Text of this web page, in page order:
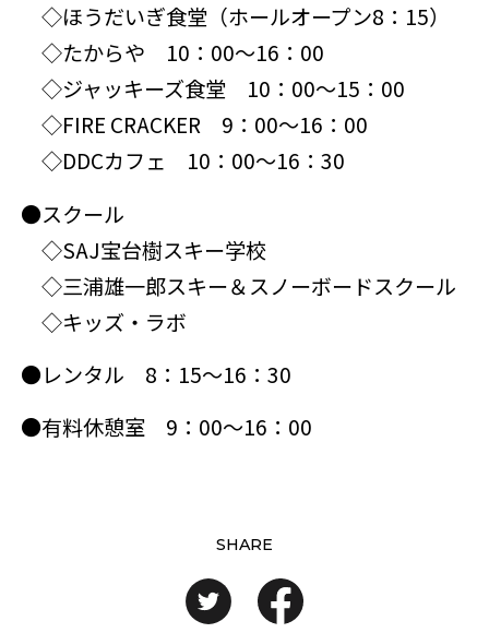
◇ほうだいぎ食堂（ホールオープン8：15）
◇たからや 10：00～16：00
◇ジャッキーズ食堂 10：00～15：00
◇FIRE CRACKER 9：00～16：00
◇DDCカフェ 10：00～16：30
●スクール
◇SAJ宝台樹スキー学校
◇三浦雄一郎スキー＆スノーボードスクール
◇キッズ・ラボ
●レンタル 8：15～16：30
●有料休憩室 9：00～16：00
SHARE